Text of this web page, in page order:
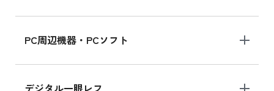
PC周辺機器・PCソフト
MK2K3J/Aの新品買取価格はこちら